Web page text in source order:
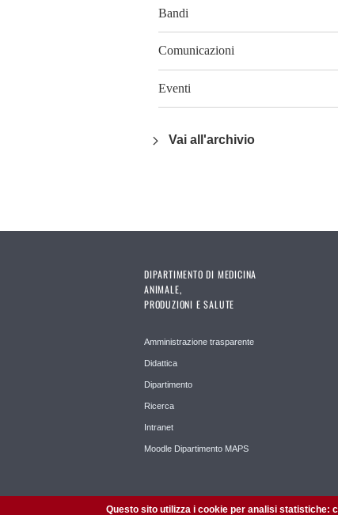
Bandi
Comunicazioni
Eventi
Vai all'archivio
DIPARTIMENTO DI MEDICINA
ANIMALE,
PRODUZIONI E SALUTE
Amministrazione trasparente
Didattica
Dipartimento
Ricerca
Intranet
Moodle Dipartimento MAPS
Questo sito utilizza i cookie per analisi statistiche: